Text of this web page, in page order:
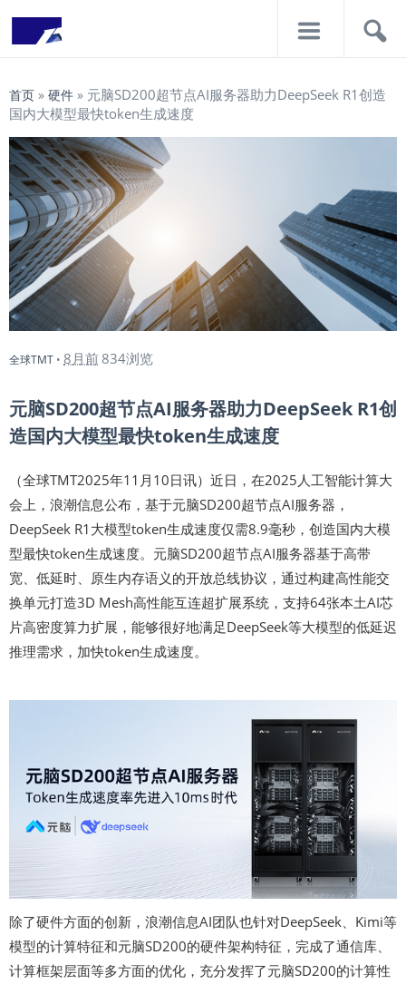
首页 » 硬件 » 元脑SD200超节点AI服务器助力DeepSeek R1创造
国内大模型最快token生成速度
全球TMT • 8月前834浏览
元脑SD200超节点AI服务器助力DeepSeek R1创
造国内大模型最快token生成速度
（全球TMT2025年11月10日讯）近日，在2025人工智能计算大
会上，浪潮信息公布，基于元脑SD200超节点AI服务器，
DeepSeek R1大模型token生成速度仅需8.9毫秒，创造国内大模
型最快token生成速度。元脑SD200超节点AI服务器基于高带
宽、低延时、原生内存语义的开放总线协议，通过构建高性能交
换单元打造3D Mesh高性能互连超扩展系统，支持64张本土AI芯
片高密度算力扩展，能够很好地满足DeepSeek等大模型的低延迟
推理需求，加快token生成速度。
除了硬件方面的创新，浪潮信息AI团队也针对DeepSeek、Kimi等
模型的计算特征和元脑SD200的硬件架构特征，完成了通信库、
计算框架层面等多方面的优化，充分发挥了元脑SD200的计算性